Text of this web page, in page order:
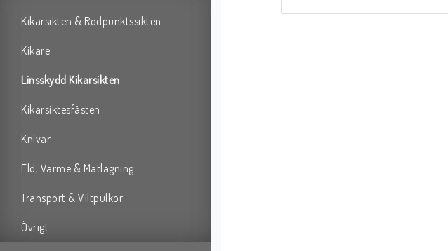
Kikarsikten & Rödpunktssikten
Kikare
Linsskydd Kikarsikten
Kikarsiktesfästen
Knivar
Eld, Värme & Matlagning
Transport & Viltpulkor
Övrigt